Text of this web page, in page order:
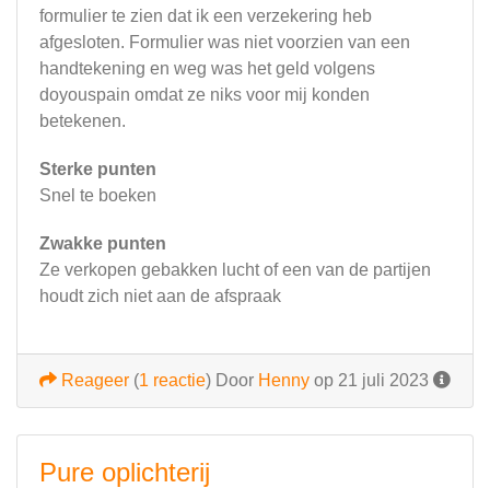
formulier te zien dat ik een verzekering heb
afgesloten. Formulier was niet voorzien van een
handtekening en weg was het geld volgens
doyouspain omdat ze niks voor mij konden
betekenen.
Sterke punten
Snel te boeken
Zwakke punten
Ze verkopen gebakken lucht of een van de partijen
houdt zich niet aan de afspraak
Door Henny op 21 juli 2023
Reageer (1 reactie)
Pure oplichterij